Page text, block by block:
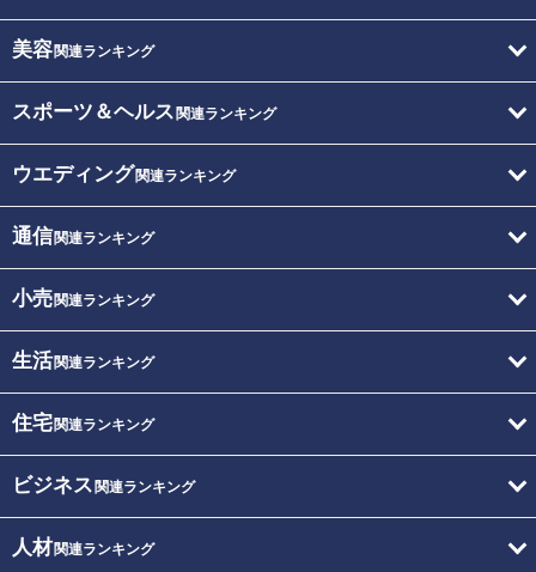
美容関連ランキング
スポーツ＆ヘルス 関連ランキング
ウエディング関連ランキング
通信関連ランキング
小売関連ランキング
生活関連ランキング
住宅関連ランキング
ビジネス 関連ランキング
人材関連ランキング